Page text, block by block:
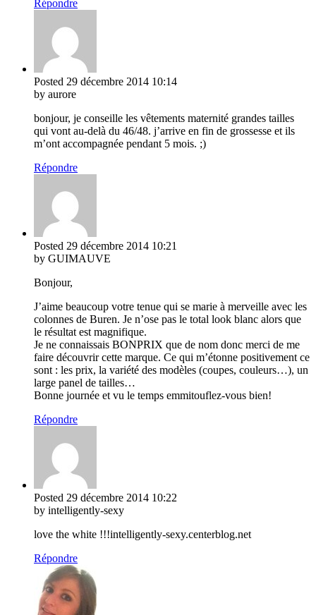
Répondre
Posted 29 décembre 2014 10:14
by aurore
bonjour, je conseille les vêtements maternité grandes tailles
qui vont au-delà du 46/48. j’arrive en fin de grossesse et ils
m’ont accompagnée pendant 5 mois. ;)
Répondre
Posted 29 décembre 2014 10:21
by GUIMAUVE
Bonjour,
J’aime beaucoup votre tenue qui se marie à merveille avec les
colonnes de Buren. Je n’ose pas le total look blanc alors que
le résultat est magnifique.
Je ne connaissais BONPRIX que de nom donc merci de me
faire découvrir cette marque. Ce qui m’étonne positivement ce
sont : les prix, la variété des modèles (coupes, couleurs…), un
large panel de tailles…
Bonne journée et vu le temps emmitouflez-vous bien!
Répondre
Posted 29 décembre 2014 10:22
by intelligently-sexy
love the white !!!intelligently-sexy.centerblog.net
Répondre